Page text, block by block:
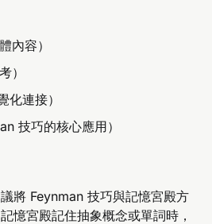
內容）
）
化連接）
技巧的核心應用）
將 Feynman 技巧與記憶宮殿方
憶宮殿記住抽象概念或單詞時，